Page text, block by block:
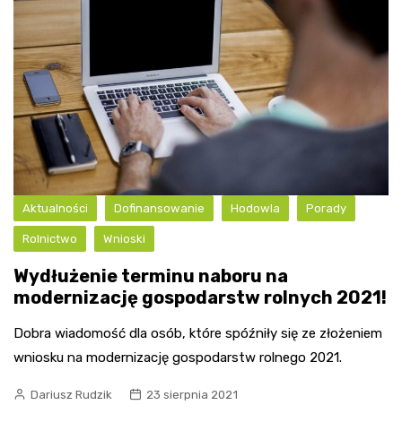
Aktualności Dofinansowanie Hodowla Porady
Rolnictwo Wnioski
Wydłużenie terminu naboru na
modernizację gospodarstw rolnych 2021!
Dobra wiadomość dla osób, które spóźniły się ze złożeniem
wniosku na modernizację gospodarstw rolnego 2021.
Dariusz Rudzik 23 sierpnia 2021